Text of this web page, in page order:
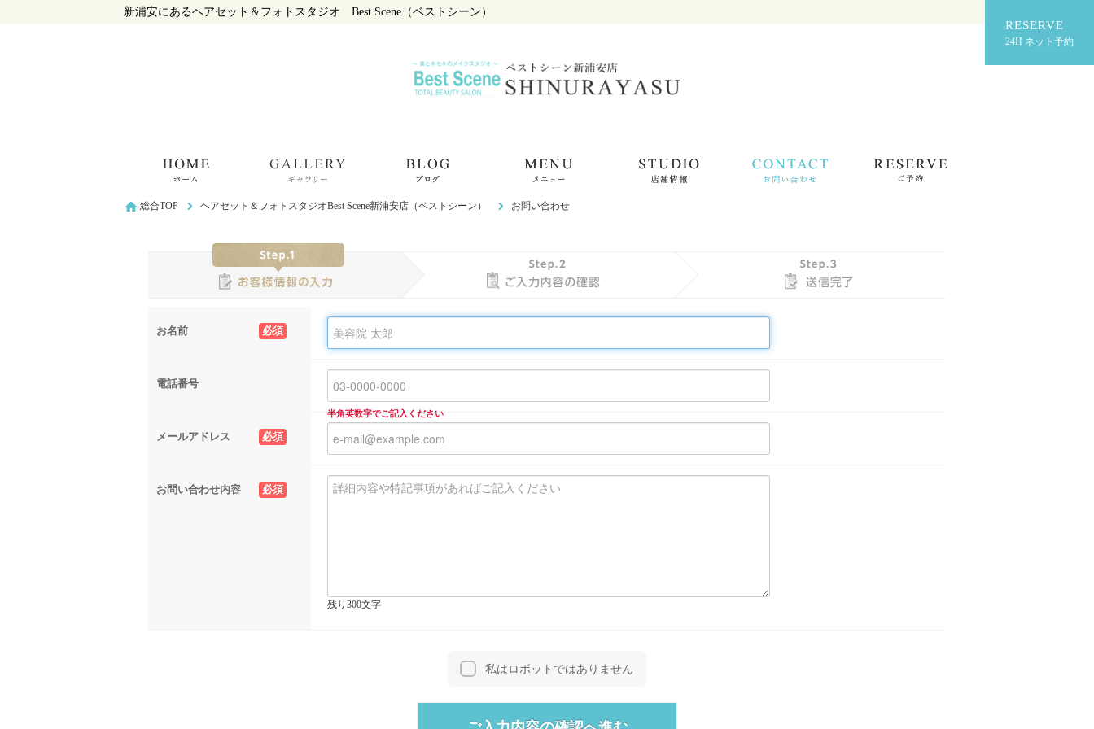
新浦安にあるヘアセット＆フォトスタジオ Best Scene（ベストシーン）
RESERVE
24H ネット予約
総合TOP ヘアセット＆フォトスタジオBest Scene新浦安店（ベストシーン） お問い合わせ
お名前 必須
電話番号
メールアドレス 必須
半角英数字でご記入ください
お問い合わせ内容 必須
残り300文字
私はロボットではありません